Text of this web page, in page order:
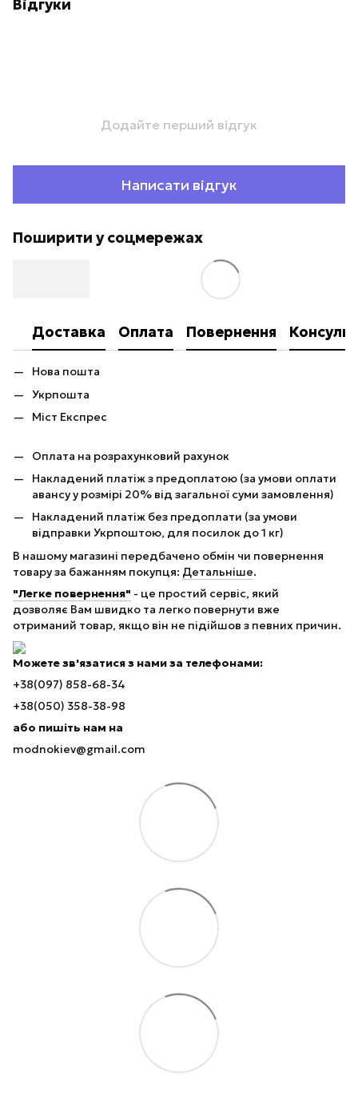
Відгуки
Додайте перший відгук
Написати відгук
Поширити у соцмережах
Доставка Оплата Повернення
Нова пошта
Укрпошта
Міст Експрес
Оплата на розрахунковий рахунок
Накладений платіж з предоплатою (за умови оплати
авансу у розмірі 20% від загальної суми замовлення)
Накладений платіж без предоплати (за умови
відправки Укрпоштою, для посилок до 1 кг)
В нашому магазині передбачено обмін чи повернення
товару за бажанням покупця: Детальніше.
"Легке повернення" - це простий сервіс, який
дозволяє Вам швидко та легко повернути вже
отриманий товар, якщо він не підійшов з певних причин.
Можете зв'язатися з нами за телефонами:
+38(097) 858-68-34
+38(050) 358-38-98
або пишіть нам на
modnokiev@gmail.com